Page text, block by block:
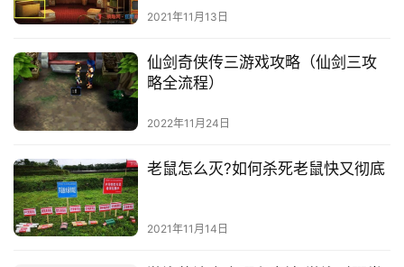
2021年11月13日
仙剑奇侠传三游戏攻略（仙剑三攻
略全流程）
2022年11月24日
老鼠怎么灭?如何杀死老鼠快又彻底
2021年11月14日